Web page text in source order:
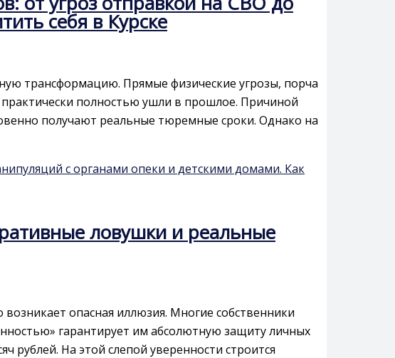
себя в Курске
трансформацию. Прямые физические угрозы, порча
полностью ушли в прошлое. Причиной
получают реальные тюремные сроки. Однако на
с органами опеки и детскими домами. Как
ловушки и реальные
опасная иллюзия. Многие собственники
гарантирует им абсолютную защиту личных
рублей. На этой слепой уверенности строится